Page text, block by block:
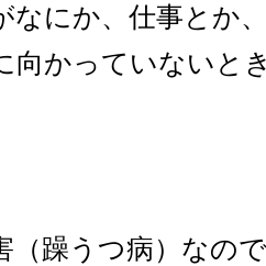
なにか、仕事とか
向かっていないと
（躁うつ病）なの